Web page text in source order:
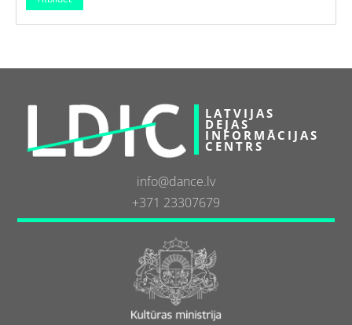
LATVIJAS
DEJAS
INFORMĀCIJAS
CENTRS
info@dance.lv
+371 23307679